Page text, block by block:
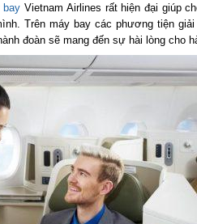
Vietnam Airlines rất hiện đại giúp
Trên máy bay các phương tiện giải
đoàn sẽ mang đến sự hài lòng cho